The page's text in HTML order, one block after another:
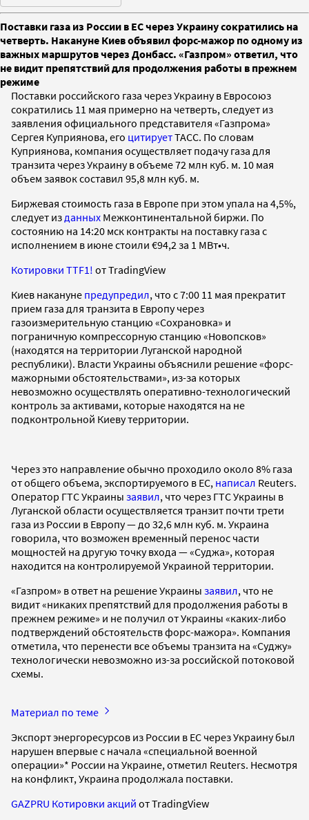
Поставки газа из России в ЕС через Украину сократились на
четверть. Накануне Киев объявил форс-мажор по одному из
важных маршрутов через Донбасс. «Газпром» ответил, что
не видит препятствий для продолжения работы в прежнем
режиме
Поставки российского газа через Украину в Евросоюз
сократились 11 мая примерно на четверть, следует из
заявления официального представителя «Газпрома»
Сергея Куприянова, его цитируетТАСС. По словам
Куприянова, компания осуществляет подачу газа для
транзита через Украину в объеме 72 млн куб. м. 10 мая
объем заявок составил 95,8 млн куб. м.
Биржевая стоимость газа в Европе при этом упала на 4,5%,
следует из данных Межконтинентальной биржи. По
состоянию на 14:20 мск контракты на поставку газа с
исполнением в июне стоили €94,2 за 1 МВт•ч.
Котировки TTF1! от TradingView
Киев накануне предупредил, что с 7:00 11 мая прекратит
прием газа для транзита в Европу через
газоизмерительную станцию «Сохрановка» и
пограничную компрессорную станцию «Новопсков»
(находятся на территории Луганской народной
республики). Власти Украины объяснили решение «форс-
мажорными обстоятельствами», из-за которых
невозможно осуществлять оперативно-технологический
контроль за активами, которые находятся на не
подконтрольной Киеву территории.
Через это направление обычно проходило около 8% газа
от общего объема, экспортируемого в ЕС, написал Reuters.
Оператор ГТС Украины заявил, что через ГТС Украины в
Луганской области осуществляется транзит почти трети
газа из России в Европу — до 32,6 млн куб. м. Украина
говорила, что возможен временный перенос части
мощностей на другую точку входа — «Суджа», которая
находится на контролируемой Украиной территории.
«Газпром» в ответ на решение Украины заявил, что не
видит «никаких препятствий для продолжения работы в
прежнем режиме» и не получил от Украины «каких-либо
подтверждений обстоятельств форс-мажора». Компания
отметила, что перенести все объемы транзита на «Суджу»
технологически невозможно из-за российской потоковой
схемы.
Материал по теме
Экспорт энергоресурсов из России в ЕС через Украину был
нарушен впервые с начала «специальной военной
операции»* России на Украине, отметил Reuters. Несмотря
на конфликт, Украина продолжала поставки.
GAZPRU Котировки акций от TradingView